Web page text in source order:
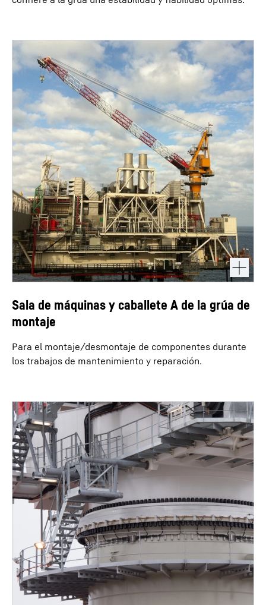
Sala de máquinas y caballete A de la grúa de
montaje
Para el montaje/desmontaje de componentes durante
los trabajos de mantenimiento y reparación.